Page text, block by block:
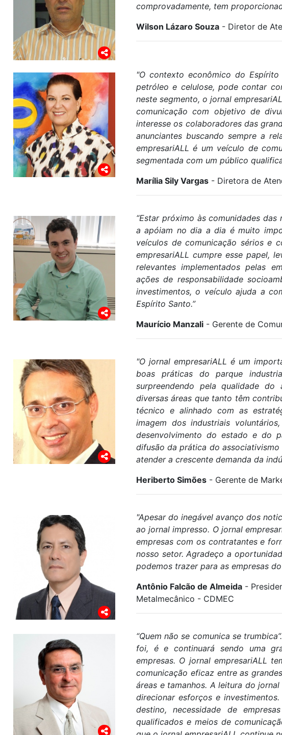
comprovadamente, tem
Wilson Lázaro Souza - Diretor de
"O contexto econômico do Espírito
petróleo e celulose, pode contar
neste segmento, o jornal
comunicação com objetivo de
interesse os colaboradores das
anunciantes buscando sempre a
empresariALL é um veículo de
segmentada com um público
Marília Sily Vargas - Diretora de
“Estar próximo às comunidades
a apóiam no dia a dia é muito
veículos de comunicação sérios e
empresariALL cumpre esse papel,
relevantes implementados pelas
ações de responsabilidade
investimentos, o veículo ajuda a
Espírito Santo.”
Maurício Manzali - Gerente de
"O jornal empresariALL é um
boas práticas do parque
surpreendendo pela qualidade
diversas áreas que tanto têm
técnico e alinhado com as
imagem dos industriais
desenvolvimento do estado e do
difusão da prática do
atender a crescente demanda da
Heriberto Simões - Gerente de
"Apesar do inegável avanço dos
ao jornal impresso. O jornal
empresas com os contratantes e
nosso setor. Agradeço a
podemos trazer para as empresas
Antônio Falcão de Almeida -
Metalmecânico - CDMEC
“Quem não se comunica se
foi, é e continuará sendo uma
empresas. O jornal empresariALL
comunicação eficaz entre as
áreas e tamanhos. A leitura do
direcionar esforços e
destino, necessidade de
qualificados e meios de